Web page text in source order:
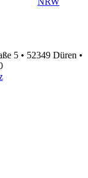
5 • 52349 Düren •